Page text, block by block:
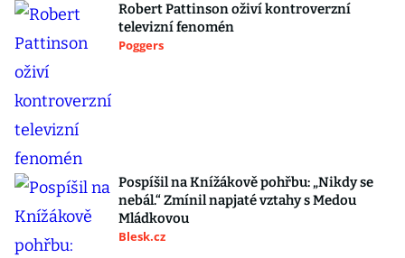
Robert Pattinson oživí kontroverzní
televizní fenomén
Poggers
Pospíšil na Knížákově pohřbu: „Nikdy se
nebál.“ Zmínil napjaté vztahy s Medou
Mládkovou
Blesk.cz